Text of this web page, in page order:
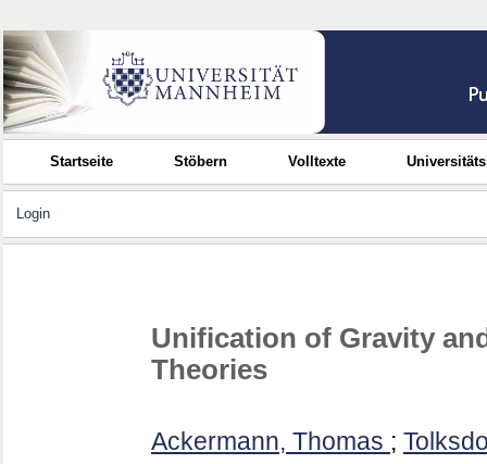
Startseite Stöbern Volltexte
Login
Unification of Gravity
Theories
Ackermann, Thomas ;